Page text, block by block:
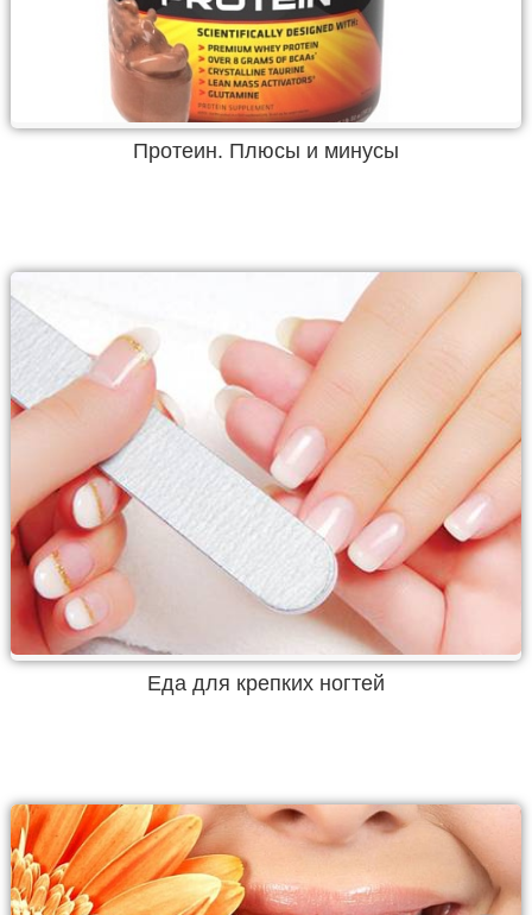
Протеин. Плюсы и минусы
Еда для крепких ногтей